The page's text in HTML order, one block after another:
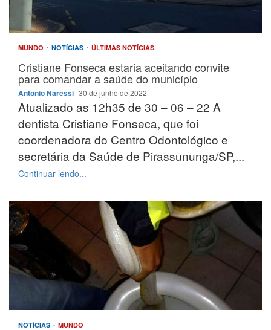
MUNDO NOTÍCIAS ÚLTIMAS NOTÍCIAS
Cristiane Fonseca estaria aceitando convite
para comandar a saúde do município
Antonio Naressi 30 de junho de 2022
Atualizado as 12h35 de 30 – 06 – 22 A
dentista Cristiane Fonseca, que foi
coordenadora do Centro Odontológico e
secretária da Saúde de Pirassununga/SP,...
Continuar lendo...
NOTÍCIAS MUNDO